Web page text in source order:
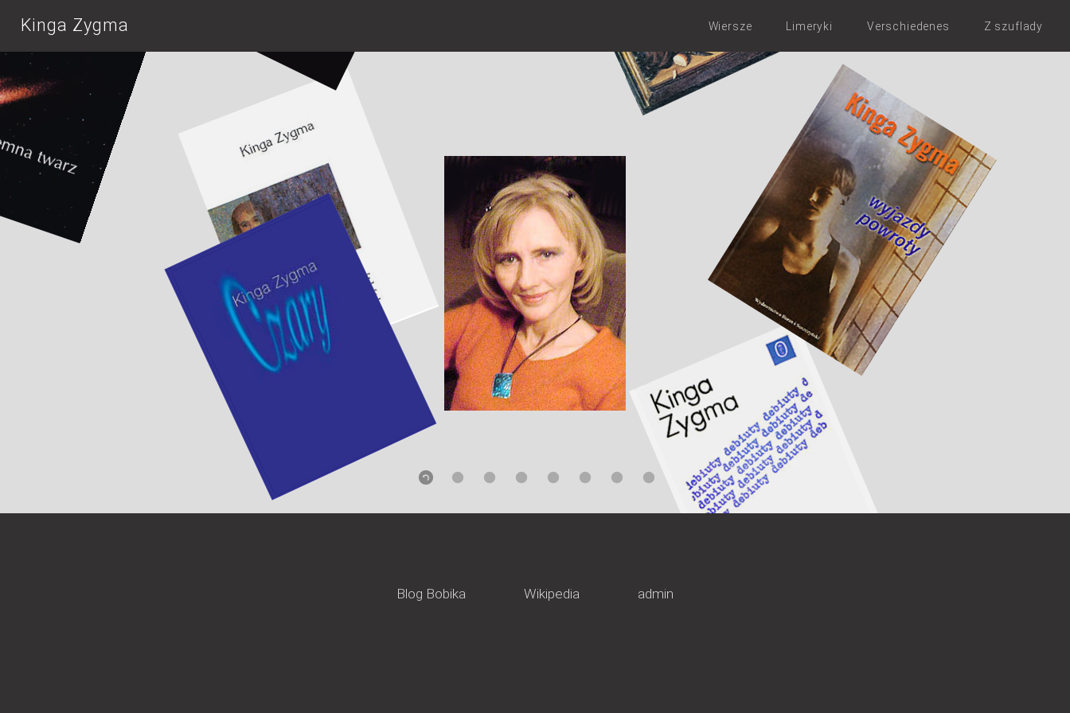
Kinga Zygma Wiersze Limeryki Verschiedenes Z szuflady
Pocieszyć Labradorkę,
wypić herbatę,
pilnować torebki,
nie zapomnieć o
uśmiechu...
Blog Bobika Wikipedia admin